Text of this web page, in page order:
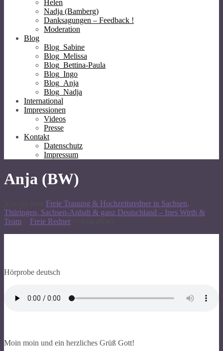
Helen
Nadja (Bamberg)
Danksagungen – Feedback !
Moderation
Blog
Blog_Sabine
Blog_Melissa
Blog_Bettina-Paula
Blog_Ingo
Blog_Anja
Blog_Nadja
International
Impressionen
Videos
Presse
Kontakt
Datenschutz
Impressum
Anja (BW)
Freie Trauung & Hochzeitsredner in Sachsen,
Thüringen, Sachsen-Anhalt & ganz Deutschland – Ines Wirth &
Team
Freie Redner
Hörprobe deutsch
Moin moin und ein herzliches Grüß Gott!